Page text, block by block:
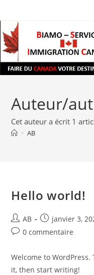
to
content
Auteur/
Cet auteur a écrit 1
> AB
Hello world!
Auteur/autrice
de
AB
Publication
publiée :
janvier 3,
Commentaires
la
publication :
0 commentaire
Welcome to
it, then start writing!